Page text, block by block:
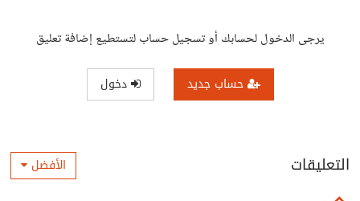
يرجى الدخول لحسابك أو تسجيل حساب لتستطيع إضافة تعليق
حساب جديد دخول
التعليقات الأفضل